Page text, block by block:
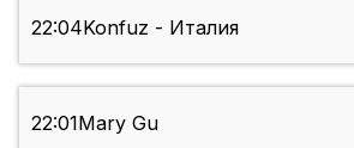
22:04Konfuz - Италия
22:01Mary Gu